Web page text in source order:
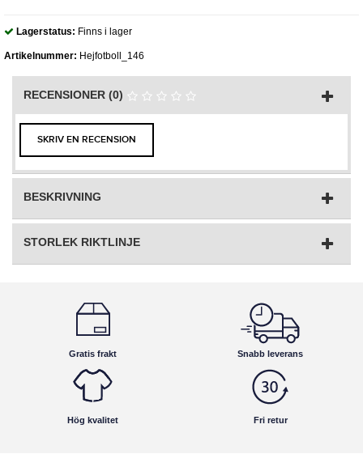
Lagerstatus: Finns i lager
Artikelnummer: Hejfotboll_146
RECENSIONER (0)
SKRIV EN RECENSION
BESKRIVNING
STORLEK RIKTLINJE
Gratis frakt Snabb leverans
Hög kvalitet Fri retur